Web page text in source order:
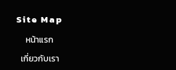
Site Map
หน้าแรก
เกี่ยวกับเรา